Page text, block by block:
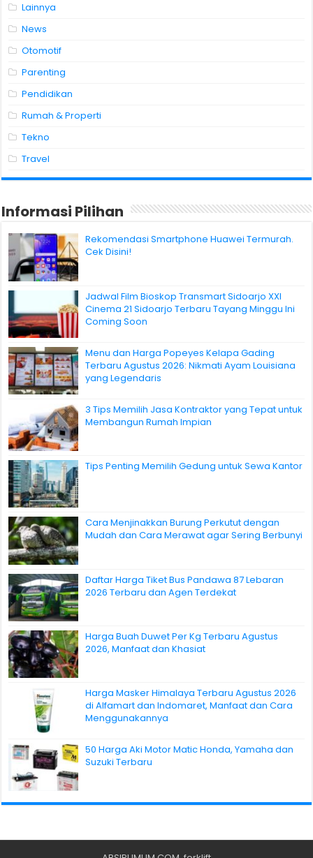
Lainnya
News
Otomotif
Parenting
Pendidikan
Rumah & Properti
Tekno
Travel
Informasi Pilihan
Rekomendasi Smartphone Huawei Termurah.
Cek Disini!
Jadwal Film Bioskop Transmart Sidoarjo XXI
Cinema 21 Sidoarjo Terbaru Tayang Minggu Ini
Coming Soon
Menu dan Harga Popeyes Kelapa Gading
Terbaru Agustus 2026: Nikmati Ayam Louisiana
yang Legendaris
3 Tips Memilih Jasa Kontraktor yang Tepat untuk
Membangun Rumah Impian
Tips Penting Memilih Gedung untuk Sewa Kantor
Cara Menjinakkan Burung Perkutut dengan
Mudah dan Cara Merawat agar Sering Berbunyi
Daftar Harga Tiket Bus Pandawa 87 Lebaran
2026 Terbaru dan Agen Terdekat
Harga Buah Duwet Per Kg Terbaru Agustus
2026, Manfaat dan Khasiat
Harga Masker Himalaya Terbaru Agustus 2026
di Alfamart dan Indomaret, Manfaat dan Cara
Menggunakannya
50 Harga Aki Motor Matic Honda, Yamaha dan
Suzuki Terbaru